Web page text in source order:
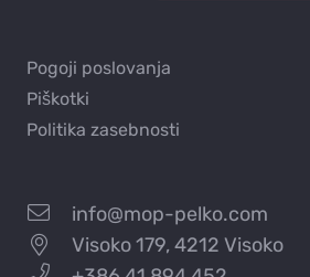
Pogoji poslovanja
Piškotki
Politika zasebnosti
info@mop-pelko.com
Visoko 179, 4212 Visoko